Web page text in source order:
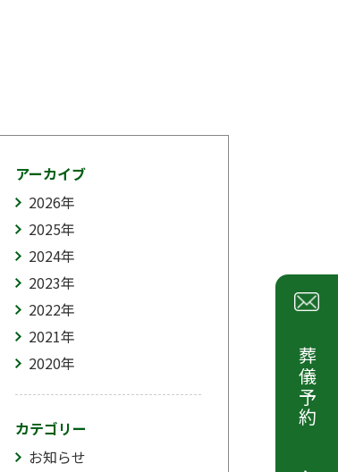
アーカイブ
2026年
2025年
2024年
2023年
2022年
2021年
2020年
カテゴリー
お知らせ
葬儀予約